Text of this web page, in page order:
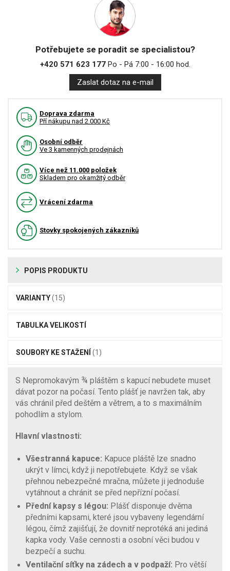
Potřebujete se poradit se specialistou?
+420 571 623 177Po - Pá 7:00 - 16:00 hod.
Zaslat dotaz na e-mail
Doprava zdarma
Pří nákupu nad 2.000 Kč
Osobní odběr
Ve 3 kamenných prodejnách
Více než 11.000 položek
Skladem pro okamžitý odběr
Vrácení zdarma
Stovky spokojených zákazníků
POPIS PRODUKTU
VARIANTY(15)
TABULKA VELIKOSTÍ
SOUBORY KE STAŽENÍ (1)
S Nepromokavým ¾ pláštěm s kapucí nebudete muset
dávat pozor na počasí. Tento plášť je navržen tak, aby
vás chránil před deštěm a větrem, a to s maximálním
pohodlím a stylom.
Hlavní vlastnosti:
Všestranná kapuce: Kapuce pláště lze snadno
ukrýt v límci, když ji nepotřebujete. Když se však
přehnou nebezpečné mračna, můžete ji jednoduše
vytáhnout a chránit se před nepřízní počasí.
Přední kapsy s légou: Plášť disponuje dvěma
předními kapsami, které jsou vybaveny legendární
légou, čímž zajišťují, že dovnitř neprotéká ani jediná
kapka vody. Vaše cennosti a osobní věci budou v
bezpečí a suchu.
Ventilační síťky na zádech a v podpaží: Pro větší